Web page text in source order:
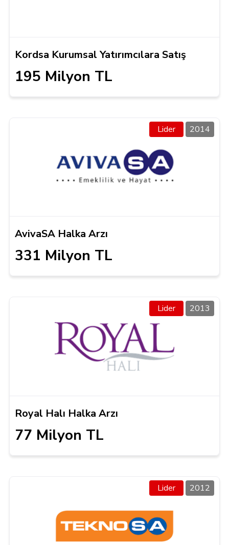
Kordsa Kurumsal Yatırımcılara Satış
195 Milyon TL
Lider 2014
AvivaSA Halka Arzı
331 Milyon TL
Lider 2013
Royal Halı Halka Arzı
77 Milyon TL
Lider 2012